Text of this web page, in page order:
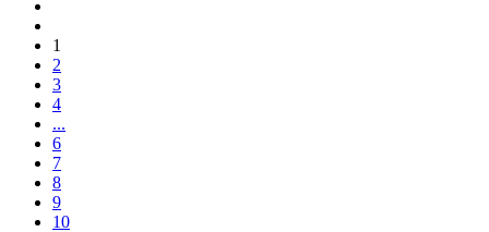
1
2
3
4
...
6
7
8
9
10